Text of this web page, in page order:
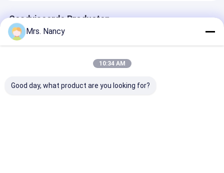
Geadviseerde Producten
Mrs. Nancy
10:34 AM
Good day, what product are you looking for?